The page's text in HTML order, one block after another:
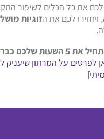
לכם את כל הכלים לשיפור
ויחזירו לכם את הזוגיות
שלכם כבר היום.
לפרטים על המרתון שיעניק